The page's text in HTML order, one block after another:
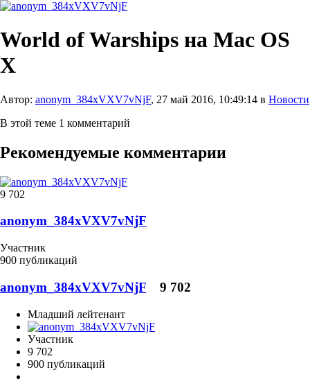
World of Warships на Mac OS
X
Автор: anonym_384xVXV7vNjF, 27 май 2016, 10:49:14 в Новости
В этой теме 1 комментарий
Рекомендуемые комментарии
9 702
anonym_384xVXV7vNjF
Участник
900 публикаций
anonym_384xVXV7vNjF 9 702
Младший лейтенант
Участник
9 702
900 публикаций